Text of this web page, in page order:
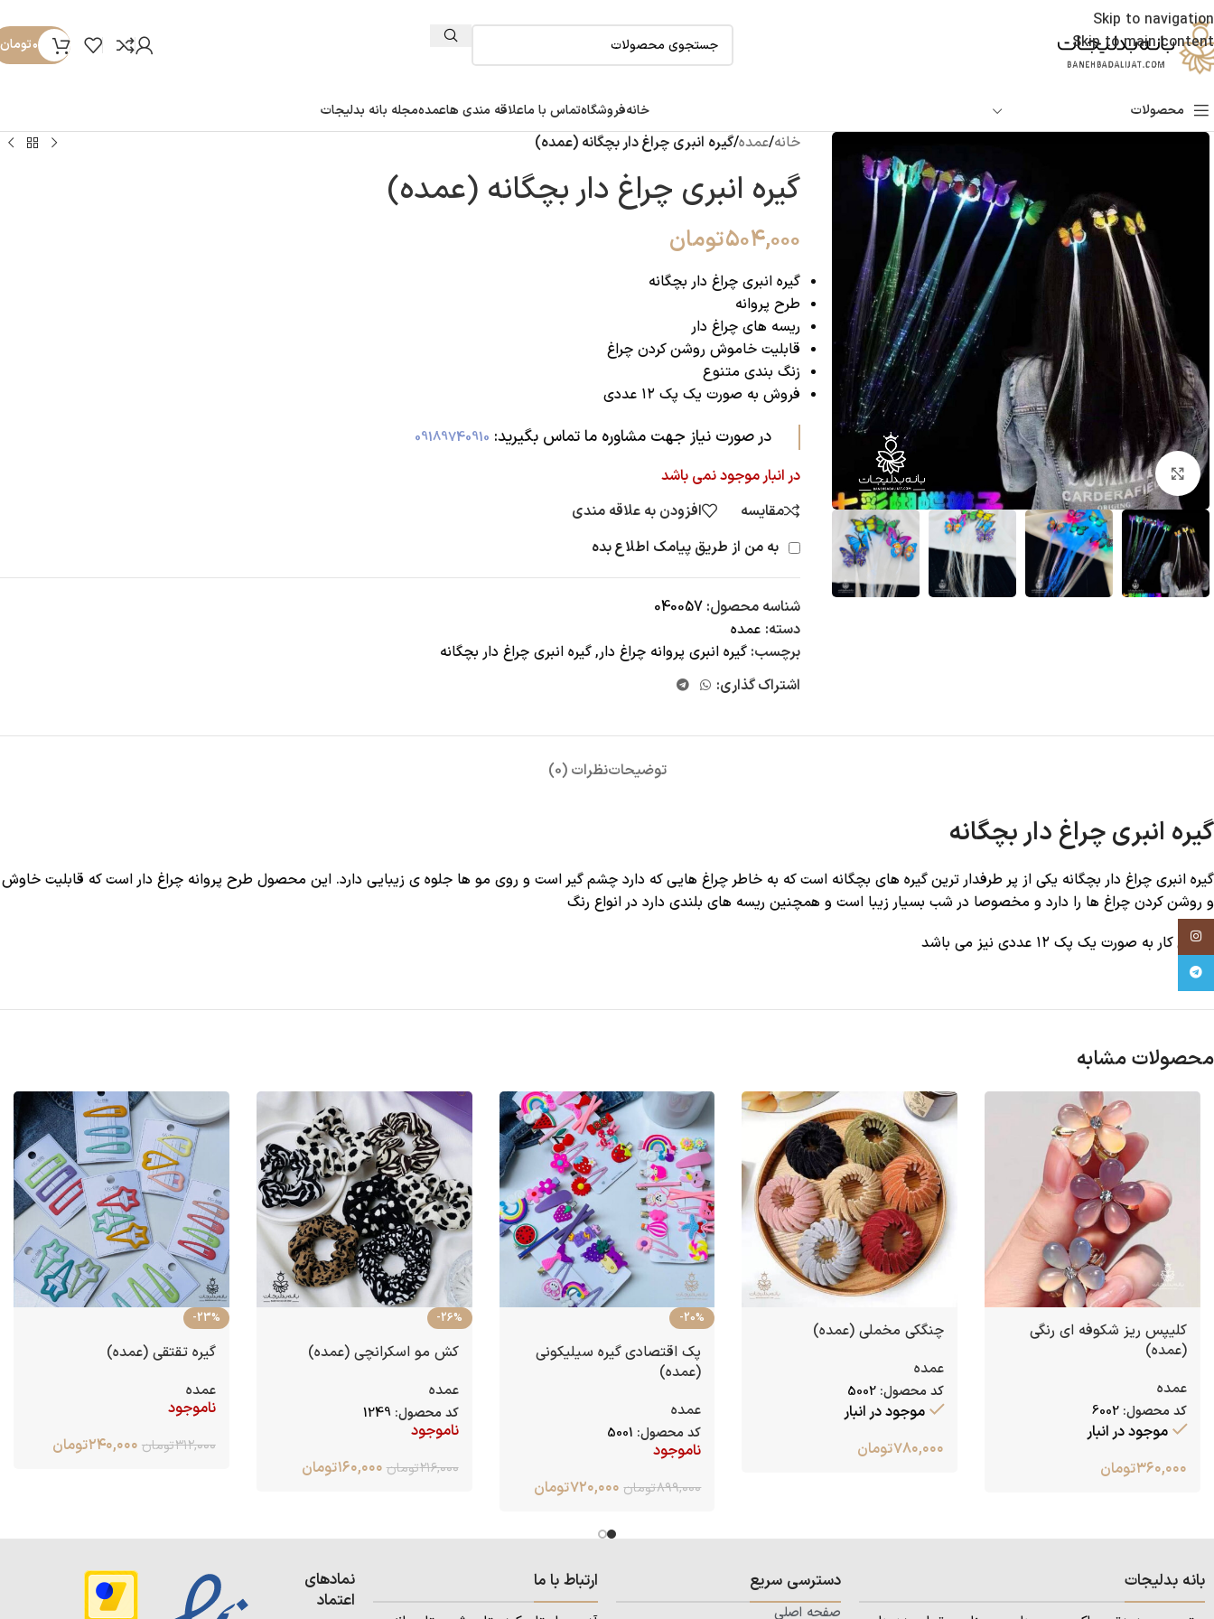
Skip to navigation
Skip to main content
۰تومان
محصولات خانهفروشگاهتماس با ماعلاقه مندی هاعمدهمجله بانه بدلیجات
بزرگنمایی تصویر
خانه/عمده/گیره انبری چراغ دار بچگانه (عمده)
گیره انبری چراغ دار بچگانه (عمده)
۵۰۴,۰۰۰تومان
گیره انبری چراغ دار بچگانه
طرح پروانه
ریسه های چراغ دار
قابلیت خاموش روشن کردن چراغ
زنگ بندی متنوع
فروش به صورت یک پک ۱۲ عددی
در صورت نیاز جهت مشاوره ما تماس بگیرید:‌ 09189740910
در انبار موجود نمی باشد
مقایسه
افزودن به علاقه مندی
به من از طریق پیامک اطلاع بده
شناسه محصول: 040057
دسته: عمده
برچسب: گیره انبری پروانه چراغ دار,گیره انبری چراغ دار بچگانه
اشتراک گذاری:
توضیحاتنظرات (0)
گیره انبری چراغ دار بچگانه
گیره انبری چراغ دار بچگانه یکی از پر طرفدار ترین گیره های بچگانه است که به خاطر چراغ هایی که دارد چشم گیر است و روی مو ها جلوه ی زیبایی دارد. این محصول طرح پروانه چراغ دار است که قابلیت خاوش
و روشن کردن چراغ ها را دارد و مخصوصا در شب بسیار زیبا است و همچنین ریسه های بلندی دارد در انواع رنگ
فروش کار به صورت یک پک ۱۲ عددی نیز می باشد
محصولات مشابه
کلیپس ریز شکوفه ای رنگی
(عمده)
عمده
کد محصول: 6002
موجود در انبار
۳۶۰,۰۰۰تومان
چنگکی مخملی (عمده)
عمده
کد محصول: 5002
موجود در انبار
۷۸۰,۰۰۰تومان
-20%
پک اقتصادی گیره سیلیکونی
(عمده)
عمده
کد محصول: 5001
ناموجود
۸۹۹,۰۰۰تومان ۷۲۰,۰۰۰تومان
-26%
کش مو اسکرانچی (عمده)
عمده
کد محصول: 1249
ناموجود
۲۱۶,۰۰۰تومان ۱۶۰,۰۰۰تومان
-23%
گیره تقتقی (عمده)
عمده
ناموجود
۳۱۲,۰۰۰تومان ۲۴۰,۰۰۰تومان
بانه بدلیجات دسترسی سریع
صفحه اصلی
ارتباط با ما
نمادهای
اعتماد
Instagram